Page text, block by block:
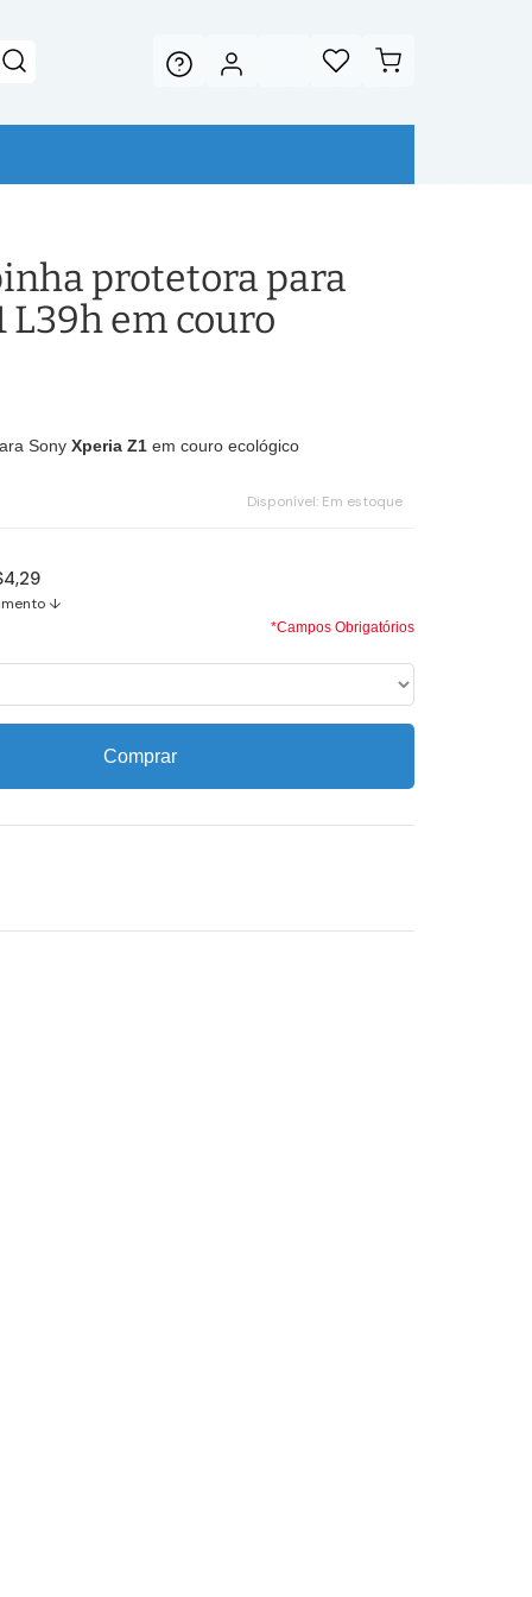
protetora para
L39h em couro
Sony Xperia Z1em couro ecológico
Disponível: Em estoque
↓
*Campos Obrigatórios
Comprar